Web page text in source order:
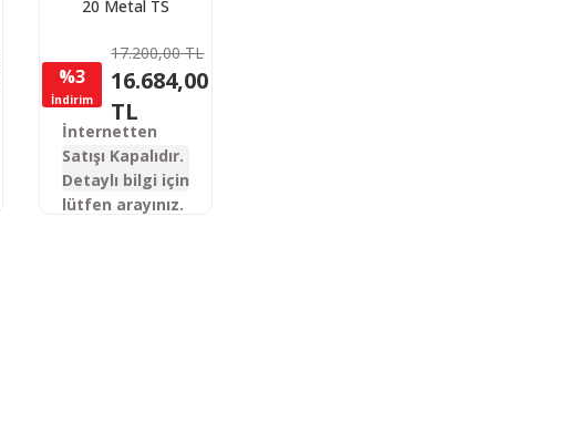
20 Metal TS
Otomatik Av
Tüfeği
%3
İndirim
17.200,00 TL
16.684,00
TL
İnternetten
Satışı Kapalıdır.
Detaylı bilgi için
lütfen arayınız.